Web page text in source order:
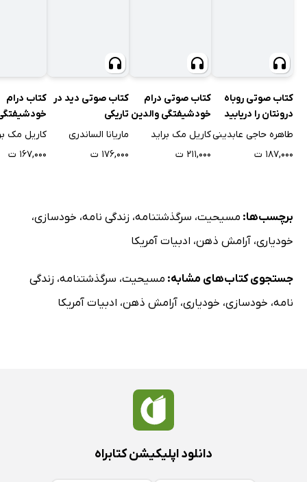
کتاب صوتی روباه
درونتان را دریابید
طاهره حاجی عابدینی
۱۸۷,۰۰۰ ت
کتاب صوتی درام
خودشیفتگی والدین
کاریل مک براید
۲۱۱,۰۰۰ ت
کتاب صوتی دید در
تاریکی
ماریانا الساندری
۱۷۶,۰۰۰ ت
کتاب درام
کاریل مک
۱۶۷,۰۰۰ ت
برچسب‌ها: مسیحیت، سرگذشتنامه، زندگی نامه، خودسازی،
خودیاری، آرامش ذهن، ادبیات آمریکا
جستجوی کتاب‌های مشابه: مسیحیت، سرگذشتنامه، زندگی
نامه، خودسازی، خودیاری، آرامش ذهن، ادبیات آمریکا
دانلود اپلیکیشن کتابراه